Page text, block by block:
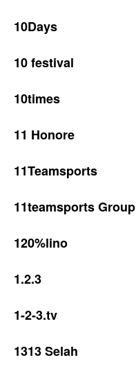
10Days
10 festival
10times
11 Honore
11Teamsports
11teamsports Group
120%lino
1.2.3
1-2-3.tv
1313 Selah